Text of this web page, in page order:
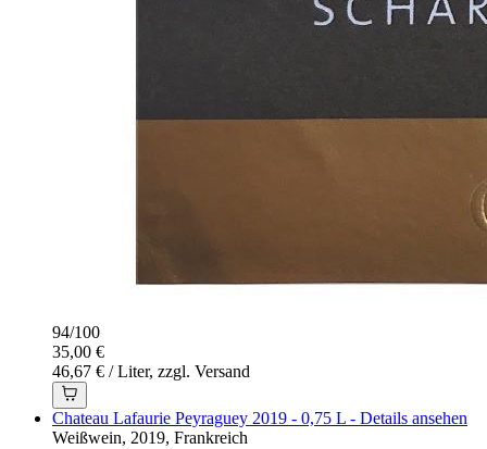
94/100
35,00 €
46,67 € / Liter, zzgl. Versand
Chateau Lafaurie Peyraguey 2019 - 0,75 L - Details ansehen
Weißwein, 2019, Frankreich